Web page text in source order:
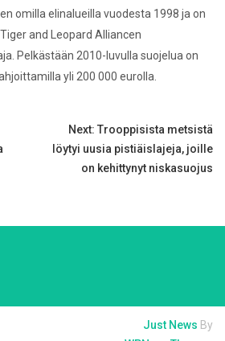
omilla elinalueilla vuodesta 1998 ja on
and Leopard Alliancen
Pelkästään 2010-luvulla suojelua on
yli 200 000 eurolla.
Next: Trooppisista metsistä
löytyi uusia pistiäislajeja, joille
on kehittynyt niskasuojus
Just News By